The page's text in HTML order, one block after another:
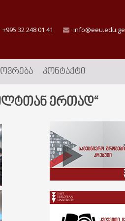
+995 32 248 01 41 info@eeu.edu.ge
ᲙᲝᲜᲢᲐᲥᲢᲘ
ერთად“